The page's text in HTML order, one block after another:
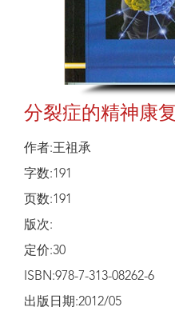
分裂症的精神康复
作者:王祖承
字数:191
页数:191
版次:
定价:30
ISBN:978-7-313-08262-6
出版日期:2012/05